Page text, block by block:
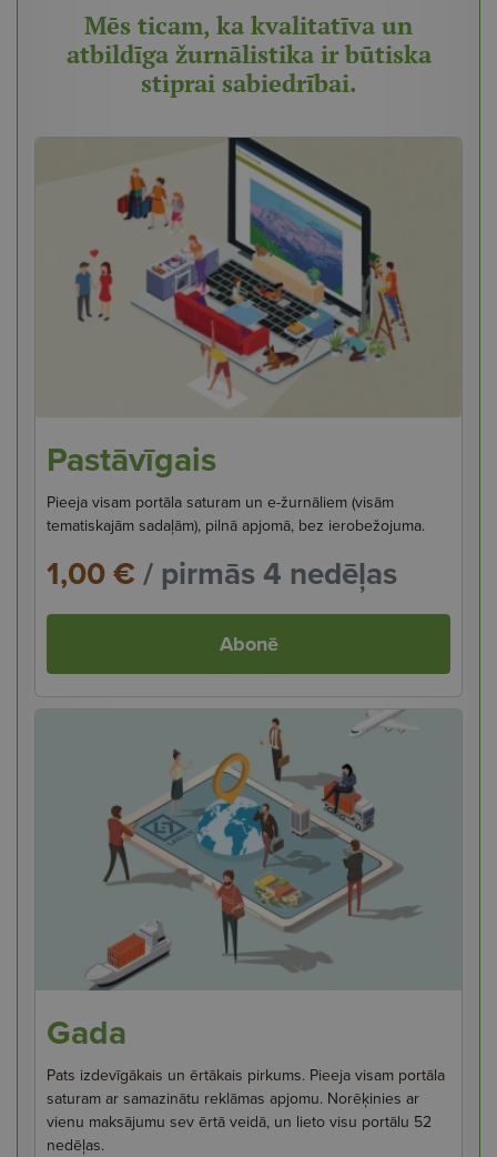
Mēs ticam, ka kvalitatīva un
atbildīga žurnālistika ir būtiska
stiprai sabiedrībai.
Pastāvīgais
Pieeja visam portāla saturam un e-žurnāliem (visām
tematiskajām sadaļām), pilnā apjomā, bez ierobežojuma.
1,00 € / pirmās 4 nedēļas
Abonē
Gada
Pats izdevīgākais un ērtākais pirkums. Pieeja visam portāla
saturam ar samazinātu reklāmas apjomu. Norēķinies ar
vienu maksājumu sev ērtā veidā, un lieto visu portālu 52
nedēļas.